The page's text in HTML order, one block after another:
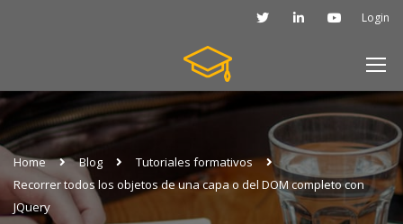
Login
Home Blog
Tutoriales formativos
Recorrer todos los objetos de una capa o del DOM completo con
JQuery